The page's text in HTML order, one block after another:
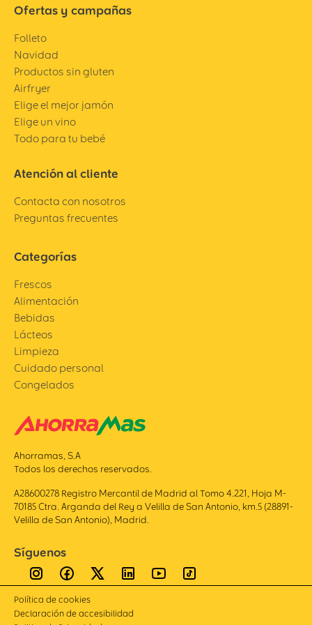
Ofertas y campañas
Folleto
Navidad
Productos sin gluten
Airfryer
Elige el mejor jamón
Elige un vino
Todo para tu bebé
Atención al cliente
Contacta con nosotros
Preguntas frecuentes
Categorías
Frescos
Alimentación
Bebidas
Lácteos
Limpieza
Cuidado personal
Congelados
Ahorramas, S.A
Todos los derechos reservados.
A28600278 Registro Mercantil de Madrid al Tomo 4.221, Hoja M-
70185 Ctra. Arganda del Rey a Velilla de San Antonio, km.5 (28891-
Velilla de San Antonio), Madrid.
Síguenos
Política de cookies
Declaración de accesibilidad